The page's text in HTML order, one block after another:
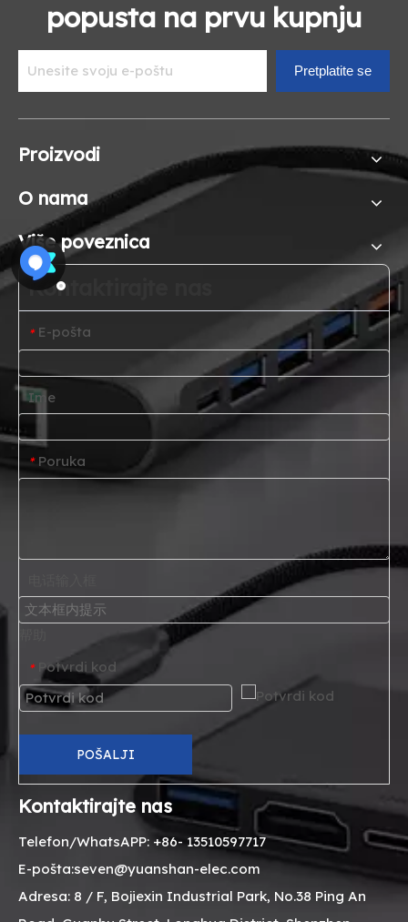
popusta na prvu kupnju
Pretplatite se
Proizvodi
O nama
Više poveznica
Kontaktirajte nas
* E-pošta
Ime
* Poruka
* Potvrdi kod
POŠALJI
Kontaktirajte nas
Telefon/WhatsAPP: +86- 13510597717
E-pošta:seven@yuanshan-elec.com
Adresa: 8 / F, Bojiexin Industrial Park, No.38 Ping An